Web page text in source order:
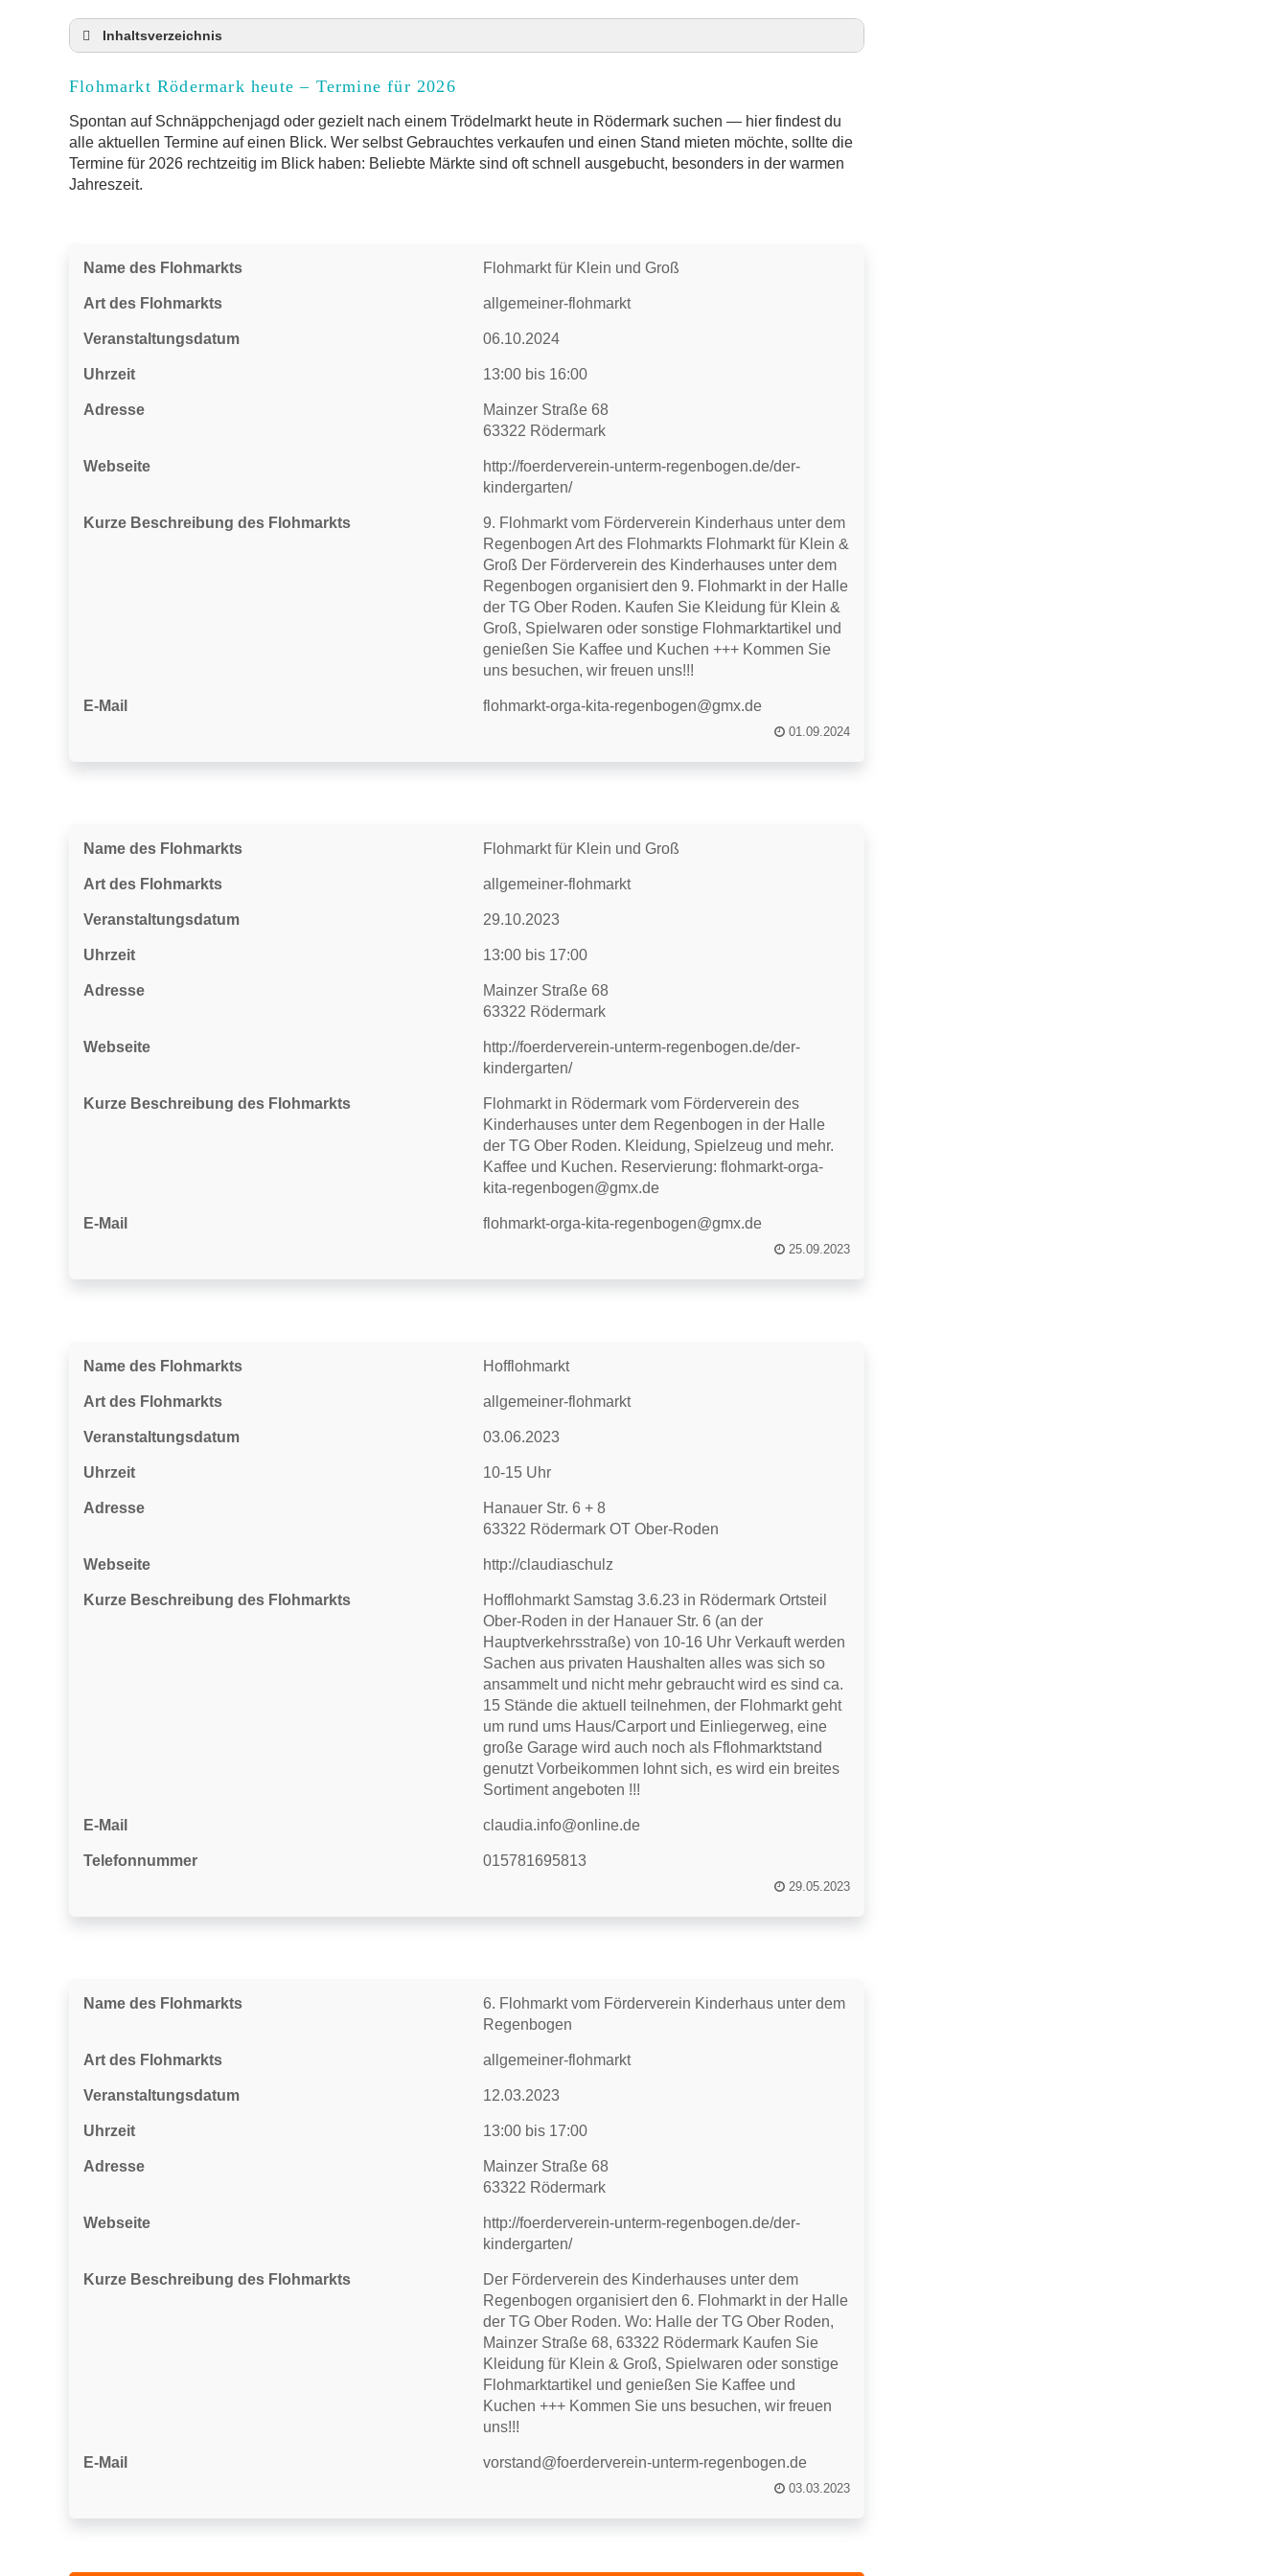
Inhaltsverzeichnis
Anmeldung & Standgebühr auf dem Trödelmarkt
Online-Flohmarkt Rödermark
Welche Trödelmarkt-Typen gibt es?
Aktuelle Flohmarkt-Termine für Rödermark und Umgebung
Flohmarkt Rödermark heute – Termine für 2026
Spontan auf Schnäppchenjagd oder gezielt nach einem Trödelmarkt heute in Rödermark suchen — hier findest du
alle aktuellen Termine auf einen Blick. Wer selbst Gebrauchtes verkaufen und einen Stand mieten möchte, sollte die
Termine für 2026 rechtzeitig im Blick haben: Beliebte Märkte sind oft schnell ausgebucht, besonders in der warmen
Jahreszeit.
Name des Flohmarkts Flohmarkt für Klein und Groß
Art des Flohmarkts allgemeiner-flohmarkt
Veranstaltungsdatum 06.10.2024
Uhrzeit 13:00 bis 16:00
Adresse
Mainzer Straße 68
63322 Rödermark
Webseite
http://foerderverein-unterm-regenbogen.de/der-
kindergarten/
Kurze Beschreibung des Flohmarkts
9. Flohmarkt vom Förderverein Kinderhaus unter dem
Regenbogen Art des Flohmarkts Flohmarkt für Klein &
Groß Der Förderverein des Kinderhauses unter dem
Regenbogen organisiert den 9. Flohmarkt in der Halle
der TG Ober Roden. Kaufen Sie Kleidung für Klein &
Groß, Spielwaren oder sonstige Flohmarktartikel und
genießen Sie Kaffee und Kuchen +++ Kommen Sie
uns besuchen, wir freuen uns!!!
E-Mail flohmarkt-orga-kita-regenbogen@gmx.de
01.09.2024
Name des Flohmarkts Flohmarkt für Klein und Groß
Art des Flohmarkts allgemeiner-flohmarkt
Veranstaltungsdatum 29.10.2023
Uhrzeit 13:00 bis 17:00
Adresse
Mainzer Straße 68
63322 Rödermark
Webseite
http://foerderverein-unterm-regenbogen.de/der-
kindergarten/
Kurze Beschreibung des Flohmarkts
Flohmarkt in Rödermark vom Förderverein des
Kinderhauses unter dem Regenbogen in der Halle
der TG Ober Roden. Kleidung, Spielzeug und mehr.
Kaffee und Kuchen. Reservierung: flohmarkt-orga-
kita-regenbogen@gmx.de
E-Mail flohmarkt-orga-kita-regenbogen@gmx.de
25.09.2023
Name des Flohmarkts Hofflohmarkt
Art des Flohmarkts allgemeiner-flohmarkt
Veranstaltungsdatum 03.06.2023
Uhrzeit 10-15 Uhr
Adresse
Hanauer Str. 6 + 8
63322 Rödermark OT Ober-Roden
Webseite http://claudiaschulz
Kurze Beschreibung des Flohmarkts
Hofflohmarkt Samstag 3.6.23 in Rödermark Ortsteil
Ober-Roden in der Hanauer Str. 6 (an der
Hauptverkehrsstraße) von 10-16 Uhr Verkauft werden
Sachen aus privaten Haushalten alles was sich so
ansammelt und nicht mehr gebraucht wird es sind ca.
15 Stände die aktuell teilnehmen, der Flohmarkt geht
um rund ums Haus/Carport und Einliegerweg, eine
große Garage wird auch noch als Fflohmarktstand
genutzt Vorbeikommen lohnt sich, es wird ein breites
Sortiment angeboten !!!
E-Mail claudia.info@online.de
Telefonnummer 015781695813
29.05.2023
Name des Flohmarkts
6. Flohmarkt vom Förderverein Kinderhaus unter dem
Regenbogen
Art des Flohmarkts allgemeiner-flohmarkt
Veranstaltungsdatum 12.03.2023
Uhrzeit 13:00 bis 17:00
Adresse
Mainzer Straße 68
63322 Rödermark
Webseite
http://foerderverein-unterm-regenbogen.de/der-
kindergarten/
Kurze Beschreibung des Flohmarkts
Der Förderverein des Kinderhauses unter dem
Regenbogen organisiert den 6. Flohmarkt in der Halle
der TG Ober Roden. Wo: Halle der TG Ober Roden,
Mainzer Straße 68, 63322 Rödermark Kaufen Sie
Kleidung für Klein & Groß, Spielwaren oder sonstige
Flohmarktartikel und genießen Sie Kaffee und
Kuchen +++ Kommen Sie uns besuchen, wir freuen
uns!!!
E-Mail vorstand@foerderverein-unterm-regenbogen.de
03.03.2023